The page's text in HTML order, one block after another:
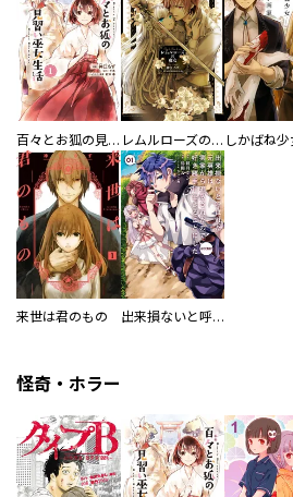
百々とお狐の見習い巫女生活【単行本版】 レムルローズの魔女
来世は君のもの 出来損ないと呼ばれた元英雄は、実家から追放されたので好き勝手に生きることにした@COMIC
怪奇・ホラー